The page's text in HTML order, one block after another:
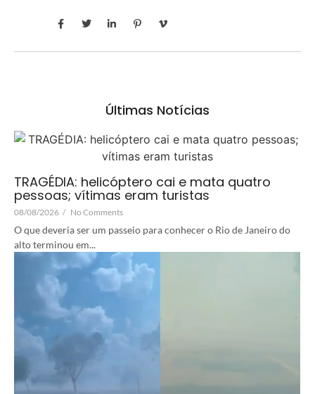
Últimas Notícias
TRAGÉDIA: helicóptero cai e mata quatro
pessoas; vítimas eram turistas
08/08/2026 / No Comments
O que deveria ser um passeio para conhecer o Rio de Janeiro do
alto terminou em...